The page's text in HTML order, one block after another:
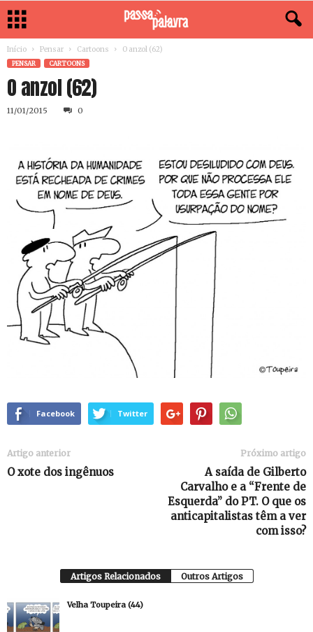
Início Pensar Cartoons O anzol (62)
PENSAR CARTOONS
O anzol (62)
11/01/2015 0
Facebook Twitter
Artigo anterior
O xote dos ingênuos
Próximo artigo
A saída de Gilberto
Carvalho e a “Frente de
Esquerda” do PT. O que os
anticapitalistas têm a ver
com isso?
Artigos Relacionados Outros Artigos
Velha Toupeira (44)